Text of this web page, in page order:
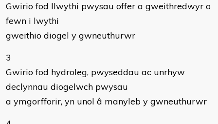
Gwirio fod llwythi pwysau offer a gweithredwyr o
fewn i lwythi
gweithio diogel y gwneuthurwr
3
Gwirio fod hydroleg, pwyseddau ac unrhyw
declynnau diogelwch pwysau
a ymgorfforir, yn unol â manyleb y gwneuthurwr